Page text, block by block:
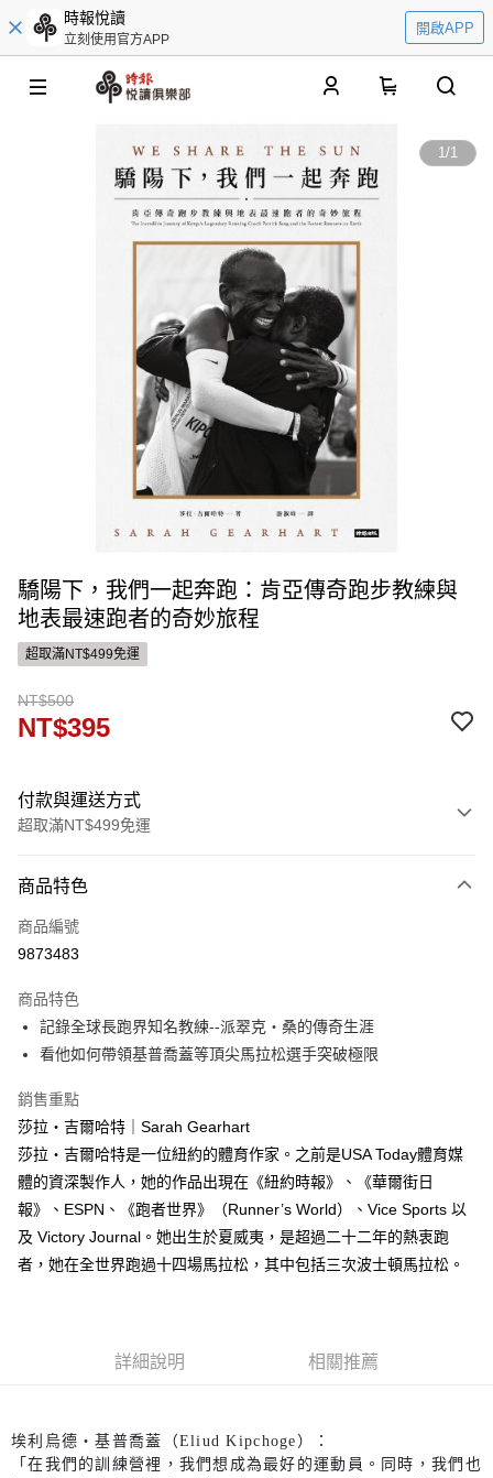
時報悅讀
立刻使用官方APP
開啟APP
1/1
驕陽下，我們一起奔跑：肯亞傳奇跑步教練與
地表最速跑者的奇妙旅程
超取滿NT$499免運
NT$500
NT$395
付款與運送方式
超取滿NT$499免運
信用卡一次付款
ATM付款
運送方式
付款後全家取貨
每筆NT$60，滿NT$499(含以上)免運費
付款後7-11取貨
每筆NT$60，滿NT$499(含以上)免運費
宅配
每筆NT$100，滿NT$499(含以上)免運費
商品特色
商品編號
9873483
商品特色
記錄全球長跑界知名教練--派翠克‧桑的傳奇生涯
看他如何帶領基普喬蓋等頂尖馬拉松選手突破極限
銷售重點
莎拉‧吉爾哈特｜Sarah Gearhart
莎拉‧吉爾哈特是一位紐約的體育作家。之前是USA Today體育媒
體的資深製作人，她的作品出現在《紐約時報》、《華爾街日
報》、ESPN、《跑者世界》（Runner’s World）、Vice Sports 以
及 Victory Journal。她出生於夏威夷，是超過二十二年的熱衷跑
者，她在全世界跑過十四場馬拉松，其中包括三次波士頓馬拉松。
詳細說明 相關推薦
埃利烏德‧基普喬蓋（Eliud Kipchoge）：
「在我們的訓練營裡，我們想成為最好的運動員。同時，我們也